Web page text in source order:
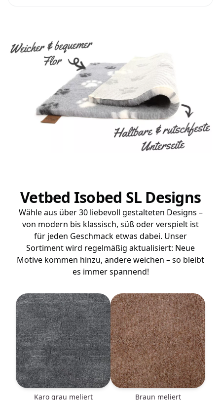
Vetbed Isobed SL Designs
Wähle aus über 30 liebevoll gestalteten Designs –
von modern bis klassisch, süß oder verspielt ist
für jeden Geschmack etwas dabei. Unser
Sortiment wird regelmäßig aktualisiert: Neue
Motive kommen hinzu, andere weichen – so bleibt
es immer spannend!
Karo grau meliert braun meliert